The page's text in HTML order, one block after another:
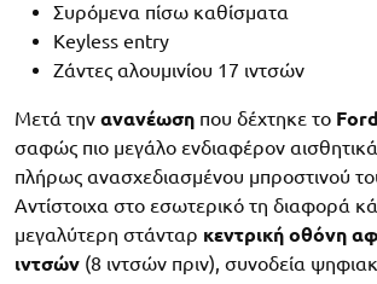
Συρόμενα πίσω καθίσματα
Keyless entry
Ζάντες αλουμινίου 17 ιντσών
Μετά την ανανέωση που δέχτηκε το
σαφώς πιο μεγάλο ενδιαφέρον
πλήρως ανασχεδιασμένου μπροστινού
Αντίστοιχα στο εσωτερικό τη διαφορά
μεγαλύτερη στάνταρ κεντρική οθόνη
ιντσών (8 ιντσών πριν), συνοδεία